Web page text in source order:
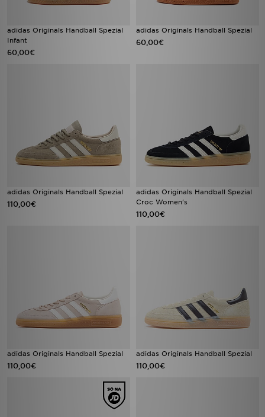
adidas Originals Handball Spezial
Infant
60,00€
adidas Originals Handball Spezial
60,00€
adidas Originals Handball Spezial
110,00€
adidas Originals Handball Spezial
Croc Women's
110,00€
adidas Originals Handball Spezial
110,00€
adidas Originals Handball Spezial
110,00€